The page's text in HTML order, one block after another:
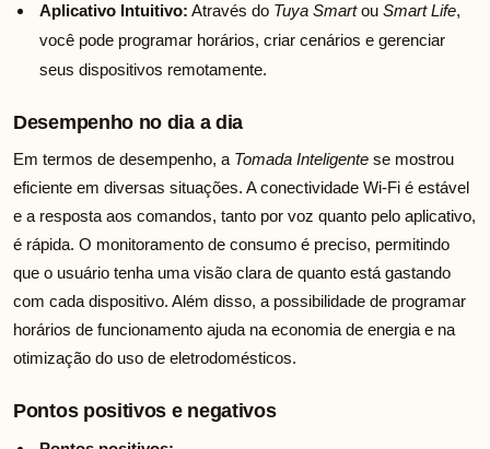
Aplicativo Intuitivo: Através do Tuya Smartou Smart Life,
você pode programar horários, criar cenários e gerenciar
seus dispositivos remotamente.
Desempenho no dia a dia
Em termos de desempenho, a Tomada Inteligente se mostrou
eficiente em diversas situações. A conectividade Wi-Fi é estável
e a resposta aos comandos, tanto por voz quanto pelo aplicativo,
é rápida. O monitoramento de consumo é preciso, permitindo
que o usuário tenha uma visão clara de quanto está gastando
com cada dispositivo. Além disso, a possibilidade de programar
horários de funcionamento ajuda na economia de energia e na
otimização do uso de eletrodomésticos.
Pontos positivos e negativos